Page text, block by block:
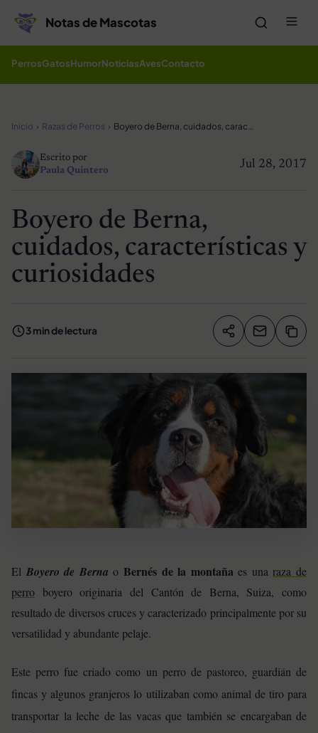
Notas de Mascotas
PerrosGatosHumorNoticiasAvesContacto
Inicio Razas de Perros Boyero de Berna, cuidados, características y curiosidades
Jul 28, 2017
Escrito por
Paula Quintero
Boyero de Berna,
cuidados, características y
curiosidades
3 min de lectura Compartir
El Boyero de Bernao Bernés de la montaña es una raza de
perro boyero originaria del Cantón de Berna, Suiza, como
resultado de diversos cruces y caracterizado principalmente por su
versatilidad y abundante pelaje.
Este perro fue criado como un perro de pastoreo, guardián de
fincas y algunos granjeros lo utilizaban como animal de tiro para
transportar la leche de las vacas que también se encargaban de